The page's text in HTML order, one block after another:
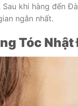
khi hàng đến
ngắn nhất.
Tóc